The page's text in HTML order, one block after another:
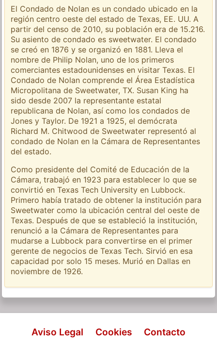
El Condado de Nolan es un condado ubicado en la
región centro oeste del estado de Texas, EE. UU. A
partir del censo de 2010, su población era de 15.216.
Su asiento de condado es sweetwater. El condado
se creó en 1876 y se organizó en 1881. Lleva el
nombre de Philip Nolan, uno de los primeros
comerciantes estadounidenses en visitar Texas. El
Condado de Nolan comprende el Área Estadística
Micropolitana de Sweetwater, TX. Susan King ha
sido desde 2007 la representante estatal
republicana de Nolan, así como los condados de
Jones y Taylor. De 1921 a 1925, el demócrata
Richard M. Chitwood de Sweetwater representó al
condado de Nolan en la Cámara de Representantes
del estado.
Como presidente del Comité de Educación de la
Cámara, trabajó en 1923 para establecer lo que se
convirtió en Texas Tech University en Lubbock.
Primero había tratado de obtener la institución para
Sweetwater como la ubicación central del oeste de
Texas. Después de que se estableció la institución,
renunció a la Cámara de Representantes para
mudarse a Lubbock para convertirse en el primer
gerente de negocios de Texas Tech. Sirvió en esa
capacidad por solo 15 meses. Murió en Dallas en
noviembre de 1926.
Aviso Legal Cookies Contacto